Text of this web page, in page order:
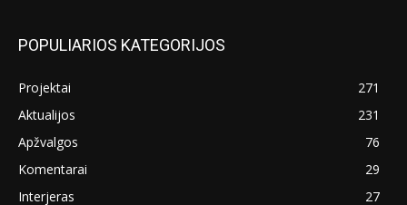
POPULIARIOS KATEGORIJOS
Projektai
271
Aktualijos
231
Apžvalgos
76
Komentarai
29
Interjeras
27